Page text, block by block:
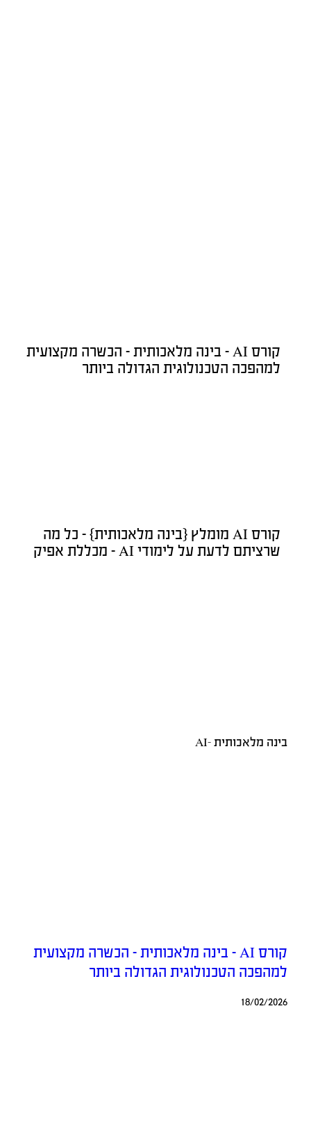
קורס AI – בינה מלאכותית – הכשרה מקצועית
למהפכה הטכנולוגית הגדולה ביותר
קורס AI מומלץ {בינה מלאכותית} – כל מה
שרציתם לדעת על לימודי AI – מכללת אפיק
בינה מלאכותית -AI
קורס AI – בינה מלאכותית – הכשרה מקצועית
למהפכה הטכנולוגית הגדולה ביותר
18/02/2026